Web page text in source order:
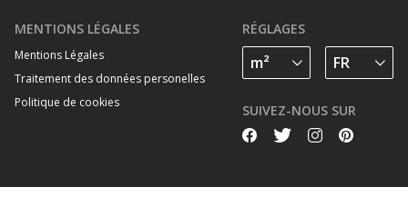
MENTIONS LÉGALES
Mentions Légales
Traitement des données personelles
Politique de cookies
RÉGLAGES
SUIVEZ-NOUS SUR